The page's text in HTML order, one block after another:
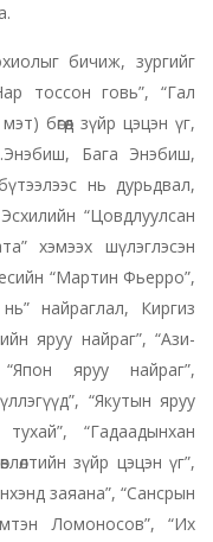
бичиж, зургийг
тоссон говь”, “Гал
бөгөөд зүйр цэцэн үг,
Бага Энэбиш,
нь дурьдвал,
“Цовдлуулсан
хэмээх шүлэглэсэн
“Мартин Фьерро”,
найраглал, Киргиз
яруу найраг”, “Ази-
яруу найраг”,
“Якутын яруу
“Гадаадынхан
зүйр цэцэн үг”,
заяана”, “Сансрын
Ломоносов”, “Их